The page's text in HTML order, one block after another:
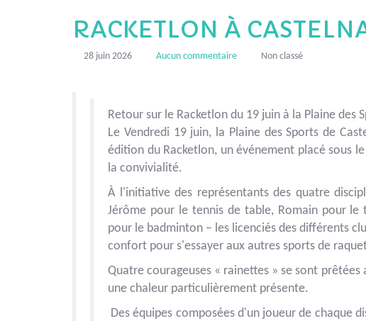
RACKETLON À
28 juin 2026 Aucun commentaire Non classé
Retour sur le Racketlon du 19 juin à la Plaine des
Le Vendredi 19 juin, la Plaine des Sports de
édition du Racketlon, un événement placé sous
la convivialité.
À l'initiative des représentants des quatre
Jérôme pour le tennis de table, Romain pour le
pour le badminton – les licenciés des différents
confort pour s'essayer aux autres sports de
Quatre courageuses « rainettes » se sont
une chaleur particulièrement présente.
Des équipes composées d'un joueur de chaque